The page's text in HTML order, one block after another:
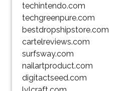
techintendo.com
techgreenpure.com
bestdropshipstore.com
cartelreviews.com
surfsway.com
nailartproduct.com
digitactseed.com